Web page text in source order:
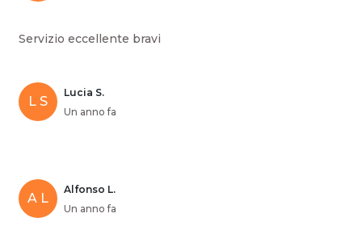
Servizio eccellente bravi
L S
Lucia S.
Un anno fa
A L
Alfonso L.
Un anno fa